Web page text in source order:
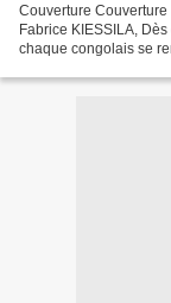
Couverture Couverture
Fabrice KIESSILA,
chaque congolais se